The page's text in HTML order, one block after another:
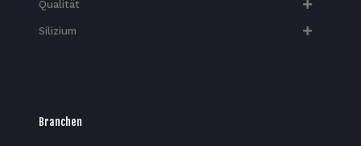
Qualität
Silizium
Branchen